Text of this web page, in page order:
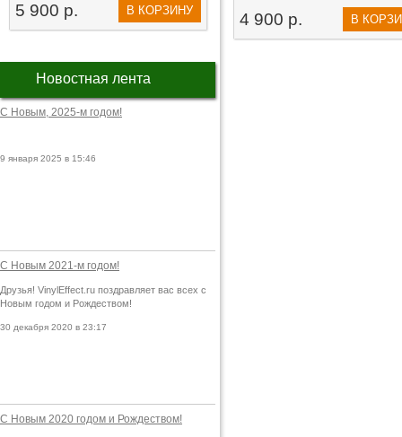
5 900 р. В КОРЗИНУ
Новостная лента
С Новым, 2025-м годом!
9 января 2025 в 15:46
С Новым 2021-м годом!
Друзья! VinylEffect.ru поздравляет вас всех с
Новым годом и Рождеством!
30 декабря 2020 в 23:17
С Новым 2020 годом и Рождеством!
4 900 р. В